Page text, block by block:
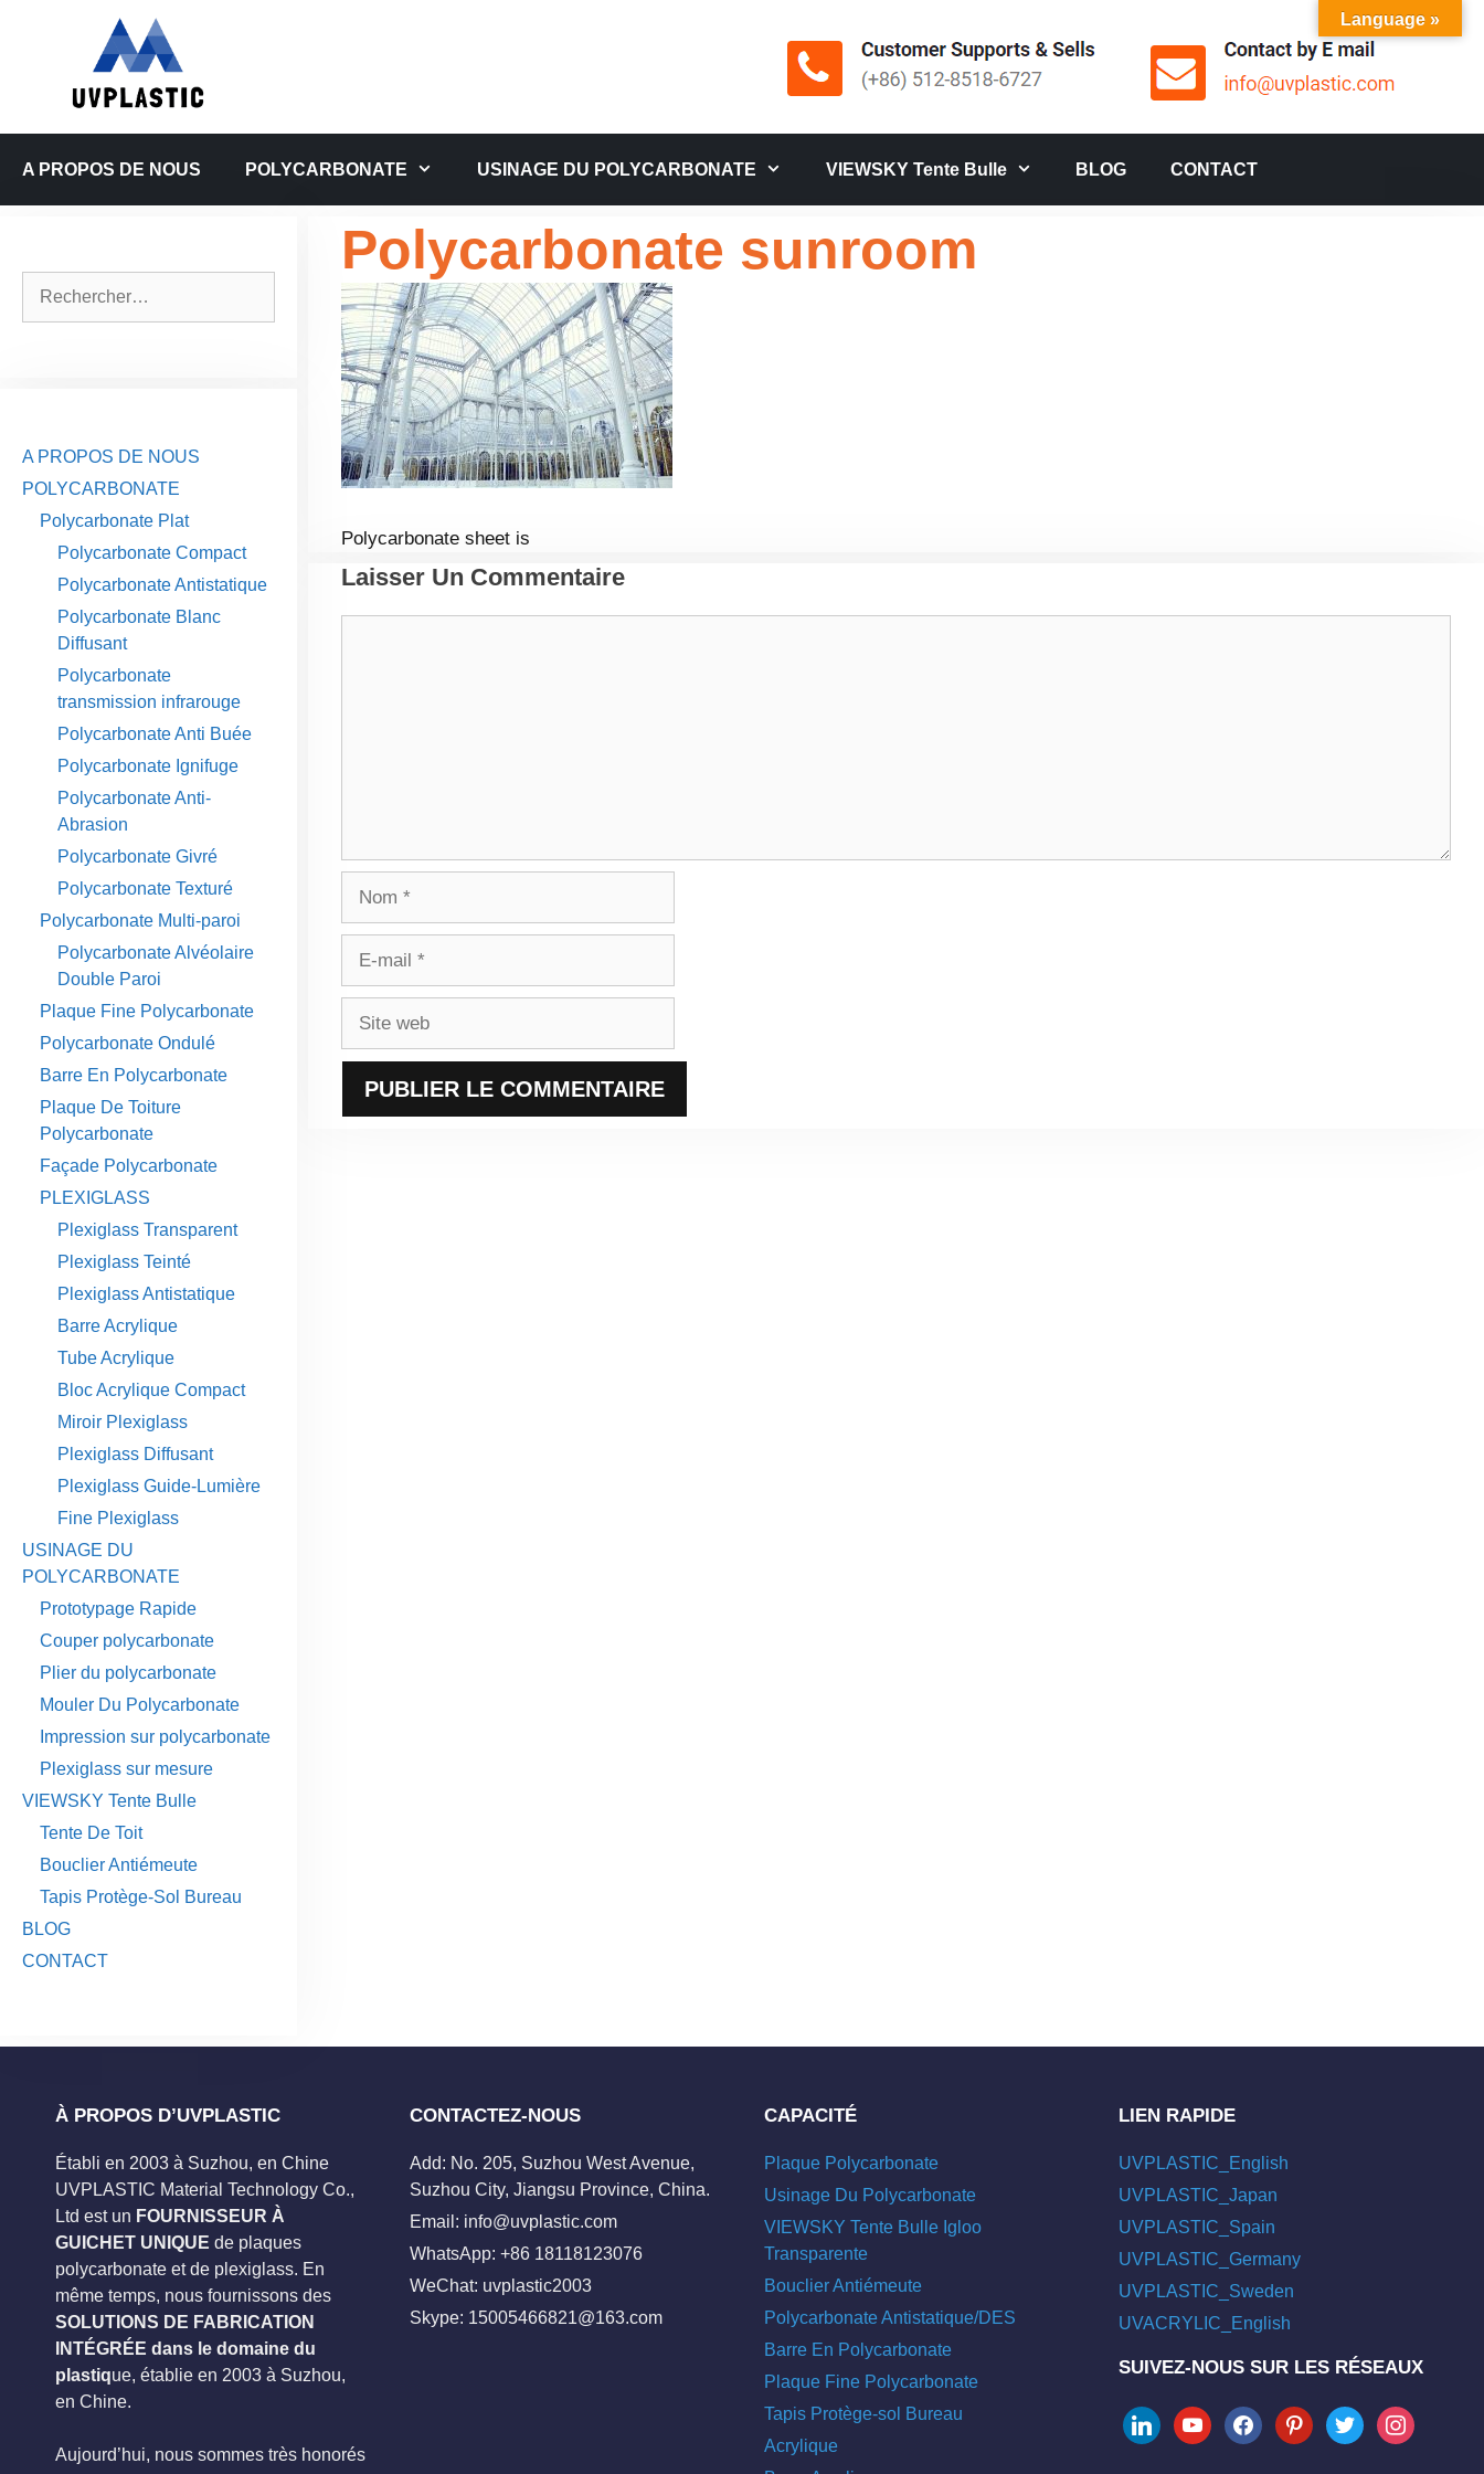
A PROPOS DE NOUS POLYCARBONATE USINAGE DU POLYCARBONATE VIEWSKY Tente Bulle BLOG CONTACT
Polycarbonate sunroom
Polycarbonate sheet is
Laisser Un Commentaire
A PROPOS DE NOUS
POLYCARBONATE
Polycarbonate Plat
Polycarbonate Compact
Polycarbonate Antistatique
Polycarbonate Blanc
Diffusant
Polycarbonate
transmission infrarouge
Polycarbonate Anti Buée
Polycarbonate Ignifuge
Polycarbonate Anti-
Abrasion
Polycarbonate Givré
Polycarbonate Texturé
Polycarbonate Multi-paroi
Polycarbonate Alvéolaire
Double Paroi
Plaque Fine Polycarbonate
Polycarbonate Ondulé
Barre En Polycarbonate
Plaque De Toiture
Polycarbonate
Façade Polycarbonate
PLEXIGLASS
Plexiglass Transparent
Plexiglass Teinté
Plexiglass Antistatique
Barre Acrylique
Tube Acrylique
Bloc Acrylique Compact
Miroir Plexiglass
Plexiglass Diffusant
Plexiglass Guide-Lumière
Fine Plexiglass
USINAGE DU
POLYCARBONATE
Prototypage Rapide
Couper polycarbonate
Plier du polycarbonate
Mouler Du Polycarbonate
Impression sur polycarbonate
Plexiglass sur mesure
VIEWSKY Tente Bulle
Tente De Toit
Bouclier Antiémeute
Tapis Protège-Sol Bureau
BLOG
CONTACT
À PROPOS D’UVPLASTIC
Établi en 2003 à Suzhou, en Chine
UVPLASTIC Material Technology Co.,
Ltd est un FOURNISSEUR À
GUICHET UNIQUE de plaques
polycarbonate et de plexiglass. En
même temps, nous fournissons des
SOLUTIONS DE FABRICATION
INTÉGRÉE dans le domaine du
plastique, établie en 2003 à Suzhou,
en Chine.
Aujourd’hui, nous sommes très honorés
CONTACTEZ-NOUS
Add: No. 205, Suzhou West Avenue,
Suzhou City, Jiangsu Province, China.
Email: info@uvplastic.com
WhatsApp: +86 18118123076
WeChat: uvplastic2003
Skype: 15005466821@163.com
CAPACITÉ
Plaque Polycarbonate
Usinage Du Polycarbonate
VIEWSKY Tente Bulle Igloo
Transparente
Bouclier Antiémeute
Polycarbonate Antistatique/DES
Barre En Polycarbonate
Plaque Fine Polycarbonate
Tapis Protège-sol Bureau
Acrylique
LIEN RAPIDE
UVPLASTIC_English
UVPLASTIC_Japan
UVPLASTIC_Spain
UVPLASTIC_Germany
UVPLASTIC_Sweden
UVACRYLIC_English
SUIVEZ-NOUS SUR LES RÉSEAUX
linkedinyoutubefacebookpinteresttwitter instagram
Language »